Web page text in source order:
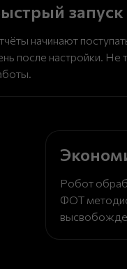
запуск
начинают
после настройки. Не
Робот
ФОТ